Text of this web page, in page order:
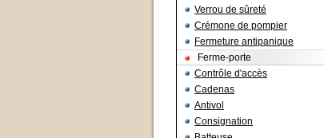
Verrou de sûreté
Crémone de pompier
Fermeture antipanique
Ferme-porte
Contrôle d'accès
Cadenas
Antivol
Consignation